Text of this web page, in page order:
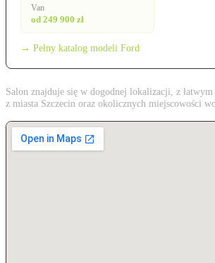
Van
od 249 900 zł
→ Pełny katalog modeli Ford
Salon znajduje się w dogodnej lokalizacji, z
z miasta Szczecin oraz okolicznych miejscowości